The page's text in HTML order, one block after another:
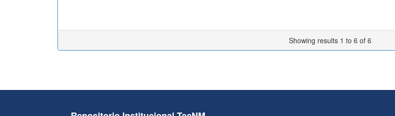
Showing results 1 to 6 of 6